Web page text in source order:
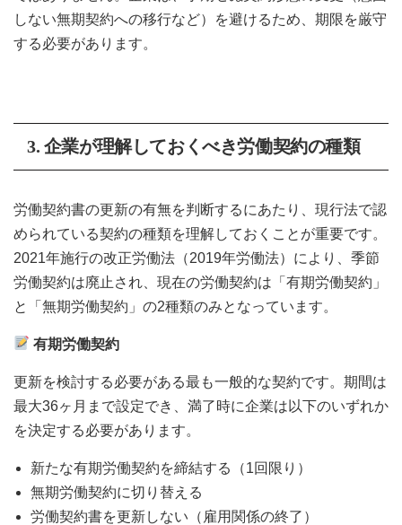
しない無期契約への移行など）を避けるため、期限を厳守
する必要があります。
3. 企業が理解しておくべき労働契約の種類
労働契約書の更新の有無を判断するにあたり、現行法で認
められている契約の種類を理解しておくことが重要です。
2021年施行の改正労働法（2019年労働法）により、季節
労働契約は廃止され、現在の労働契約は「有期労働契約」
と「無期労働契約」の2種類のみとなっています。
有期労働契約
更新を検討する必要がある最も一般的な契約です。期間は
最大36ヶ月まで設定でき、満了時に企業は以下のいずれか
を決定する必要があります。
新たな有期労働契約を締結する（1回限り）
無期労働契約に切り替える
労働契約書を更新しない（雇用関係の終了）